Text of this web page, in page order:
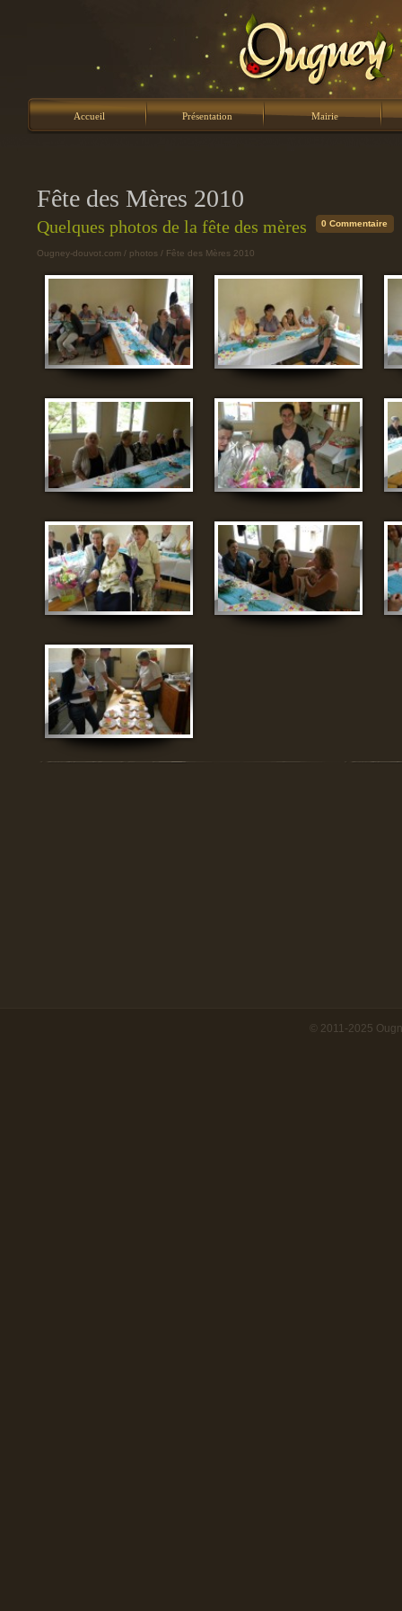
Accueil Présentation Mairie
Fête des Mères 2010
Quelques photos de la fête des mères 0 Commentaire
Ougney-douvot.com / photos/ Fête des Mères 2010
© 2011-2025